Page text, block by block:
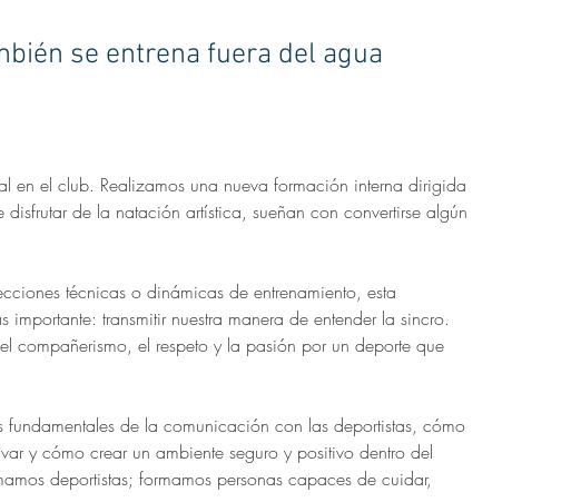
se entrena fuera del agua
en el club. Realizamos una nueva formación interna dirigida
de la natación artística, sueñan con convertirse algún
técnicas o dinámicas de entrenamiento, esta
transmitir nuestra manera de entender la sincro.
compañerismo, el respeto y la pasión por un deporte que
fundamentales de la comunicación con las deportistas, cómo
y cómo crear un ambiente seguro y positivo dentro del
deportistas; formamos personas capaces de cuidar,